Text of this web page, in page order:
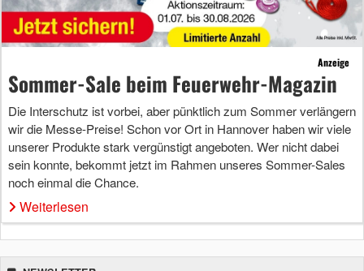
Anzeige
Sommer-Sale beim Feuerwehr-Magazin
Die Interschutz ist vorbei, aber pünktlich zum Sommer verlängern
wir die Messe-Preise! Schon vor Ort in Hannover haben wir viele
unserer Produkte stark vergünstigt angeboten. Wer nicht dabei
sein konnte, bekommt jetzt im Rahmen unseres Sommer-Sales
noch einmal die Chance.
Weiterlesen